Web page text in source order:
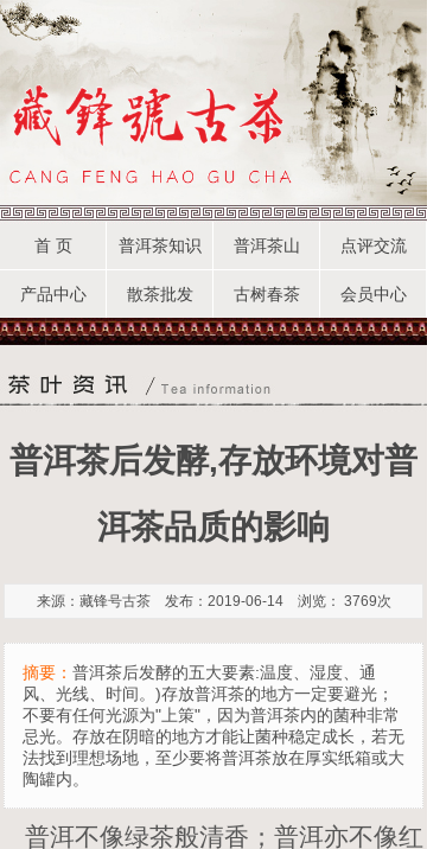
首 页 普洱茶知识 普洱茶山 点评交流
产品中心 散茶批发 古树春茶 会员中心
普洱茶后发酵,存放环境对普
洱茶品质的影响
来源：藏锋号古茶 发布：2019-06-14 浏览： 3769次
摘要： 普洱茶后发酵的五大要素:温度、湿度、通
风、光线、时间。)存放普洱茶的地方一定要避光；
不要有任何光源为"上策"，因为普洱茶内的菌种非常
忌光。存放在阴暗的地方才能让菌种稳定成长，若无
法找到理想场地，至少要将普洱茶放在厚实纸箱或大
陶罐内。
普洱不像绿茶般清香；普洱亦不像红